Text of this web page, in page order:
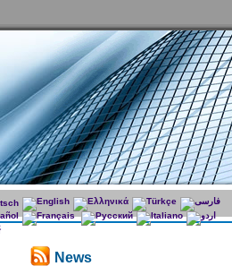
News